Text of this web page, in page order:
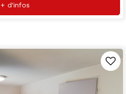
+ d'infos